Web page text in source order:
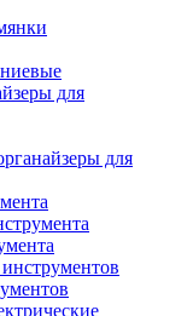
для
для